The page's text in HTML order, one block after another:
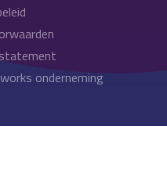
onderneming